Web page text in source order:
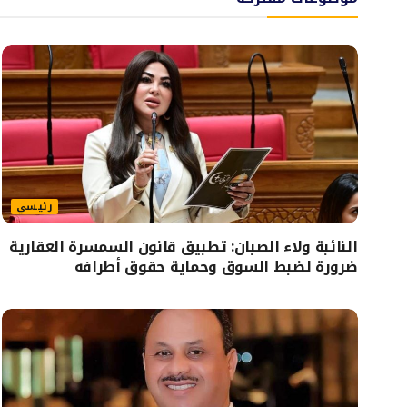
رئيسي
النائبة ولاء الصبان: تطبيق قانون السمسرة العقارية
ضرورة لضبط السوق وحماية حقوق أطرافه